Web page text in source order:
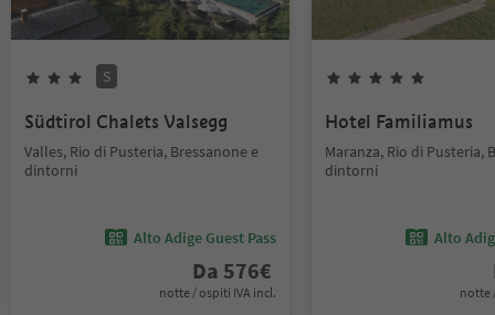
S
Südtirol Chalets Valsegg
Valles, Rio di Pusteria, Bressanone e
dintorni
Alto Adige Guest Pass
Da 576€
notte / ospiti IVA incl.
Hotel Familiamus
Maranza, Rio di Pusteria,
dintorni
Alto
notte